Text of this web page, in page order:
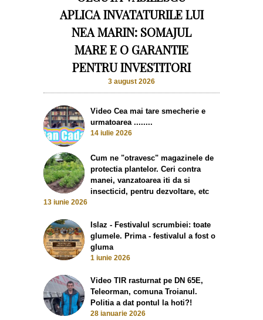
APLICA INVATATURILE LUI
NEA MARIN: SOMAJUL
MARE E O GARANTIE
PENTRU INVESTITORI
3 august 2026
Video Cea mai tare smecherie e
urmatoarea ........
14 iulie 2026
Cum ne "otravesc" magazinele de
protectia plantelor. Ceri contra
manei, vanzatoarea iti da si
insecticid, pentru dezvoltare, etc
13 iunie 2026
Islaz - Festivalul scrumbiei: toate
glumele. Prima - festivalul a fost o
gluma
1 iunie 2026
Video TIR rasturnat pe DN 65E,
Teleorman, comuna Troianul.
Politia a dat pontul la hoti?!
28 ianuarie 2026